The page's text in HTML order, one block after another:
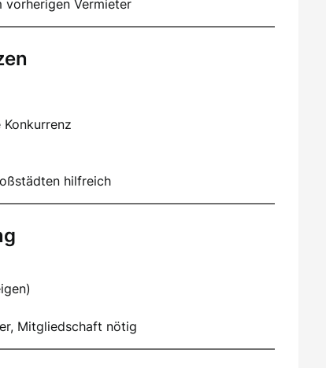
vorherigen Vermieter
hilfreich
Mitgliedschaft nötig